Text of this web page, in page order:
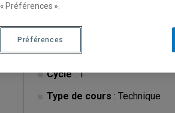
Cycle: 1
Type de cours : Technique
« Préférences ».
Préférences